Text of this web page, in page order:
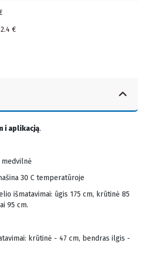
€
i aplikacją.
medvilnė
30 C temperatūroje
išmatavimai: ūgis 175 cm, krūtinė 85
95 cm.
krūtinė - 47 cm, bendras ilgis -